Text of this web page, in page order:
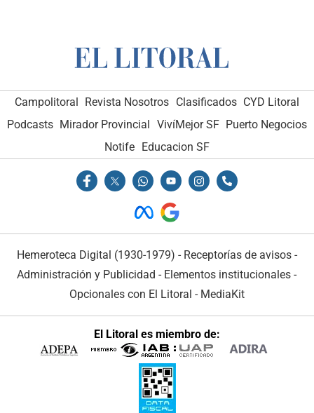
Campolitoral Revista Nosotros Clasificados CYD Litoral
Podcasts Mirador Provincial VivíMejor SF Puerto Negocios
Notife Educacion SF
Hemeroteca Digital (1930-1979) - Receptorías de avisos -
Administración y Publicidad - Elementos institucionales -
Opcionales con El Litoral - MediaKit
El Litoral es miembro de: